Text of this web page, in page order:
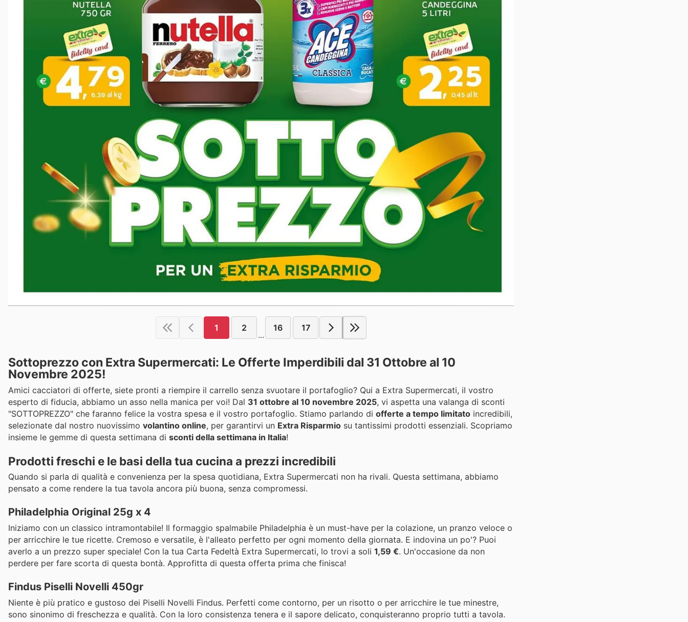
1 2
...
16 17
Sottoprezzo con Extra Supermercati: Le Offerte Imperdibili dal 31 Ottobre al 10
Novembre 2025!
Amici cacciatori di offerte, siete pronti a riempire il carrello senza svuotare il portafoglio? Qui a Extra Supermercati, il vostro
esperto di fiducia, abbiamo un asso nella manica per voi! Dal 31 ottobre al 10 novembre 2025, vi aspetta una valanga di sconti
"SOTTOPREZZO" che faranno felice la vostra spesa e il vostro portafoglio. Stiamo parlando di offerte a tempo limitato incredibili,
selezionate dal nostro nuovissimo volantino online, per garantirvi un Extra Risparmio su tantissimi prodotti essenziali. Scopriamo
insieme le gemme di questa settimana di sconti della settimana in Italia!
Prodotti freschi e le basi della tua cucina a prezzi incredibili
Quando si parla di qualità e convenienza per la spesa quotidiana, Extra Supermercati non ha rivali. Questa settimana, abbiamo
pensato a come rendere la tua tavola ancora più buona, senza compromessi.
Philadelphia Original 25g x 4
Iniziamo con un classico intramontabile! Il formaggio spalmabile Philadelphia è un must-have per la colazione, un pranzo veloce o
per arricchire le tue ricette. Cremoso e versatile, è l'alleato perfetto per ogni momento della giornata. E indovina un po'? Puoi
averlo a un prezzo super speciale! Con la tua Carta Fedeltà Extra Supermercati, lo trovi a soli 1,59 €. Un'occasione da non
perdere per fare scorta di questa bontà. Approfitta di questa offerta prima che finisca!
Findus Piselli Novelli 450gr
Niente è più pratico e gustoso dei Piselli Novelli Findus. Perfetti come contorno, per un risotto o per arricchire le tue minestre,
sono sinonimo di freschezza e qualità. Con la loro consistenza tenera e il sapore delicato, conquisteranno proprio tutti a tavola.